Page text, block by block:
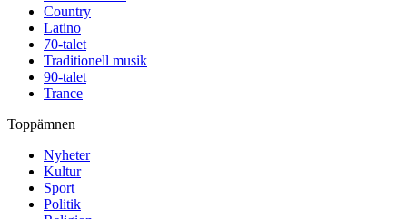
Country
Latino
70-talet
Traditionell musik
90-talet
Trance
Toppämnen
Nyheter
Kultur
Sport
Politik